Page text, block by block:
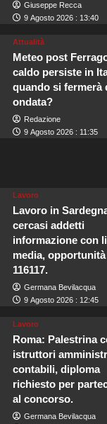
Giuseppe Recca
9 Agosto 2026 : 13:40
Attualità
Meteo post
caldo persiste in
quando si fermerà
ondata?
Redazione
9 Agosto 2026 : 11:35
Lavoro
Lavoro in
cercasi addetti
informazione con
media, opportunità
116117.
Germana Bevilacqua
9 Agosto 2026 : 12:45
Lavoro
Roma: Palestrina
istruttori
contabili, diploma
richiesto per
al concorso.
Germana Bevilacqua